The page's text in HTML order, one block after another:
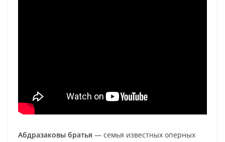
Абдразаковы братья — семья известных оперных